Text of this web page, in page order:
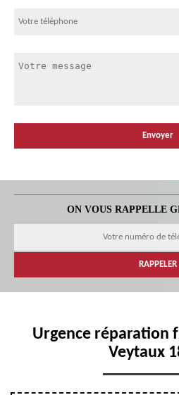
ON VOUS RAPPELLE
Urgence réparation
Veytaux